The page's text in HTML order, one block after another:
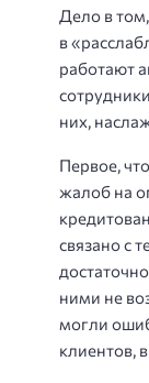
Дело в
в
работают
них,
Первое,
жалоб на
связано с
ними не
могли
клиентов,